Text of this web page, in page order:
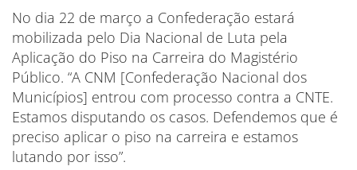
No dia 22 de março a Confederação estará
mobilizada pelo Dia Nacional de Luta pela
Aplicação do Piso na Carreira do Magistério
Público. “A CNM [Confederação Nacional dos
Municípios] entrou com processo contra a CNTE.
Estamos disputando os casos. Defendemos que é
preciso aplicar o piso na carreira e estamos
lutando por isso”.